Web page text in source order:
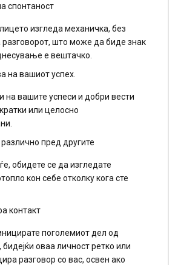
спонтаност
изгледа механичка, без
разговорот, што може да биде знак
е вештачко.
на вашиот успех.
на вашите успеси и добри вести
или целосно
пред другите
обидете се да изгледате
кон себе отколку кога сте
контакт
поголемиот дел од
бидејќи оваа личност ретко или
разговор со вас, освен ако